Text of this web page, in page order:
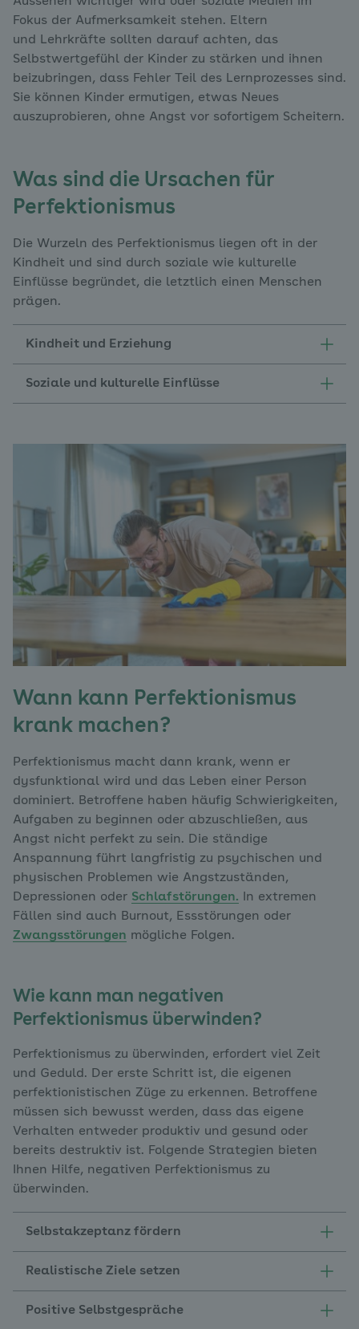
Fokus der Aufmerksamkeit stehen. Eltern
und Lehrkräfte sollten darauf achten, das
Selbstwertgefühl der Kinder zu stärken und ihnen
beizubringen, dass Fehler Teil des Lernprozesses sind.
Sie können Kinder ermutigen, etwas Neues
auszuprobieren, ohne Angst vor sofortigem Scheitern.
Was sind die Ursachen für
Perfektionismus
Die Wurzeln des Perfektionismus liegen oft in der
Kindheit und sind durch soziale wie kulturelle
Einflüsse begründet, die letztlich einen Menschen
prägen.
Kindheit und Erziehung
Soziale und kulturelle Einflüsse
Wann kann Perfektionismus
krank machen?
Perfektionismus macht dann krank, wenn er
dysfunktional wird und das Leben einer Person
dominiert. Betroffene haben häufig Schwierigkeiten,
Aufgaben zu beginnen oder abzuschließen, aus
Angst nicht perfekt zu sein. Die ständige
Anspannung führt langfristig zu psychischen und
physischen Problemen wie Angstzuständen,
Depressionen oder Schlafstörungen. In extremen
Fällen sind auch Burnout, Essstörungen oder
Zwangsstörungen mögliche Folgen.
Wie kann man negativen
Perfektionismus überwinden?
Perfektionismus zu überwinden, erfordert viel Zeit
und Geduld. Der erste Schritt ist, die eigenen
perfektionistischen Züge zu erkennen. Betroffene
müssen sich bewusst werden, dass das eigene
Verhalten entweder produktiv und gesund oder
bereits destruktiv ist. Folgende Strategien bieten
Ihnen Hilfe, negativen Perfektionismus zu
überwinden.
Selbstakzeptanz fördern
Realistische Ziele setzen
Positive Selbstgespräche